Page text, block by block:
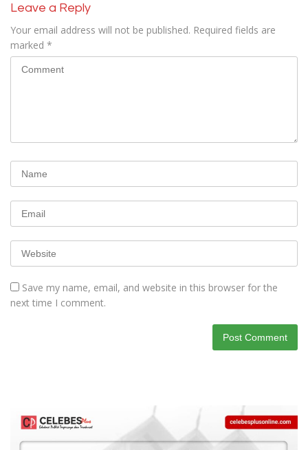
Leave a Reply
Your email address will not be published. Required fields are
marked *
Save my name, email, and website in this browser for the
next time I comment.